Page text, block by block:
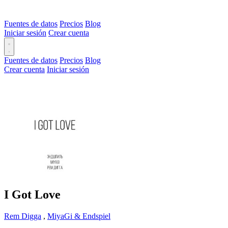
Fuentes de datos Precios Blog
Iniciar sesión Crear cuenta
Fuentes de datos Precios Blog
Crear cuenta Iniciar sesión
I Got Love
Rem Digga , MiyaGi & Endspiel